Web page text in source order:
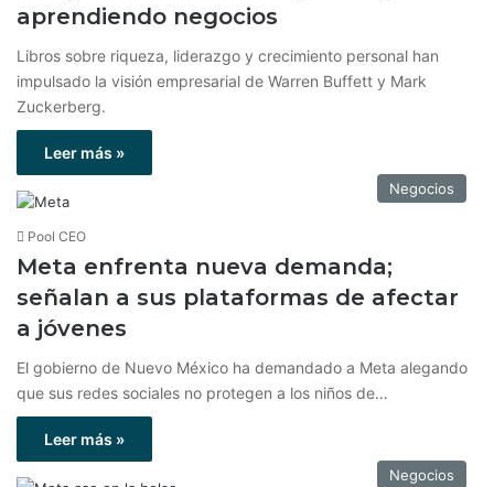
aprendiendo negocios
Libros sobre riqueza, liderazgo y crecimiento personal han
impulsado la visión empresarial de Warren Buffett y Mark
Zuckerberg.
Leer más »
Negocios
Pool CEO
Meta enfrenta nueva demanda;
señalan a sus plataformas de afectar
a jóvenes
El gobierno de Nuevo México ha demandado a Meta alegando
que sus redes sociales no protegen a los niños de…
Leer más »
Negocios